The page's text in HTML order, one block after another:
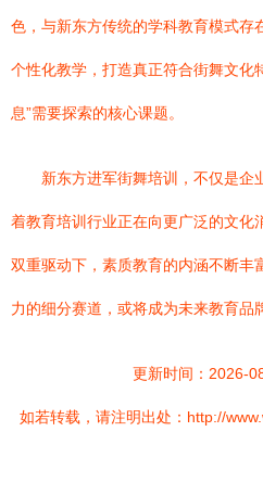
色，与新东方传统的学科教育模式存
个性化教学，打造真正符合街舞文化
息”需要探索的核心课题。
新东方进军街舞培训，不仅是企
着教育培训行业正在向更广泛的文化
双重驱动下，素质教育的内涵不断丰
力的细分赛道，或将成为未来教育品
更新时间：2026-
如若转载，请注明出处：http://